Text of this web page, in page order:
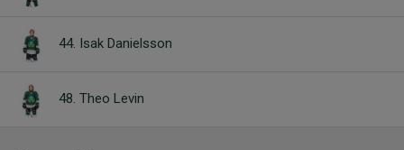
44. Isak Danielsson
48. Theo Levin